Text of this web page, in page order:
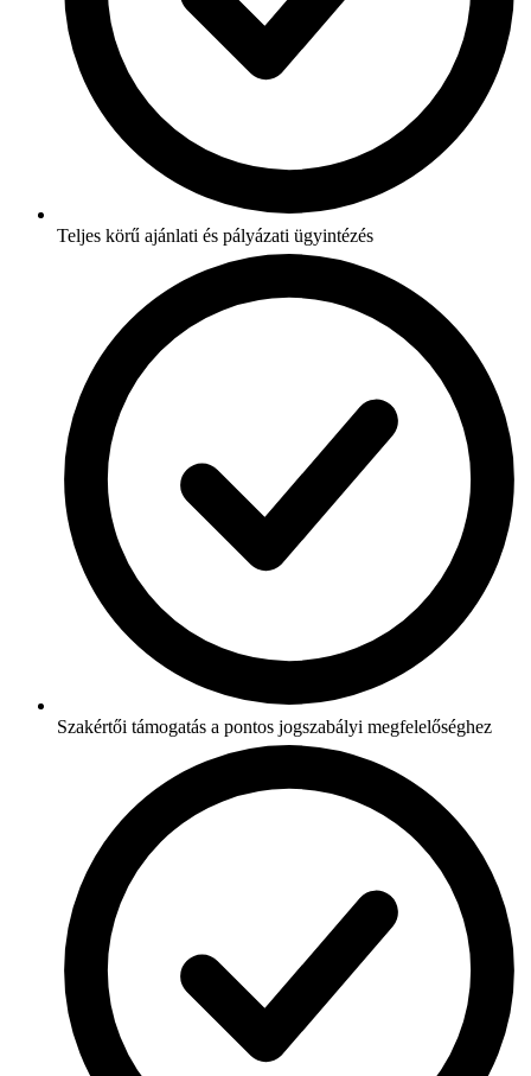
Teljes körű ajánlati és pályázati ügyintézés
Szakértői támogatás a pontos jogszabályi megfelelőséghez